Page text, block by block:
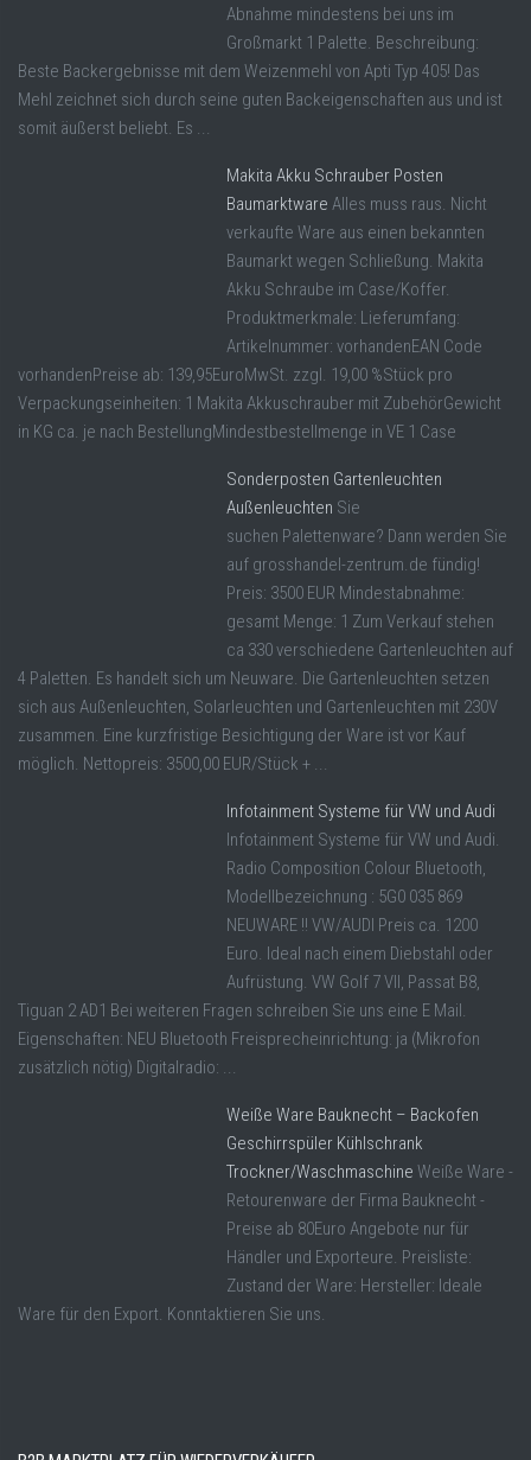
Abnahme mindestens bei uns im
Großmarkt 1 Palette. Beschreibung:
Beste Backergebnisse mit dem Weizenmehl von Apti Typ 405! Das
Mehl zeichnet sich durch seine guten Backeigenschaften aus und ist
somit äußerst beliebt. Es ...
Makita Akku Schrauber Posten
Baumarktware Alles muss raus. Nicht
verkaufte Ware aus einen bekannten
Baumarkt wegen Schließung. Makita
Akku Schraube im Case/Koffer.
Produktmerkmale: Lieferumfang:
Artikelnummer: vorhandenEAN Code
vorhandenPreise ab: 139,95EuroMwSt. zzgl. 19,00 %Stück pro
Verpackungseinheiten: 1 Makita Akkuschrauber mit ZubehörGewicht
in KG ca. je nach BestellungMindestbestellmenge in VE 1 Case
Sonderposten Gartenleuchten
Außenleuchten Sie
suchen Palettenware? Dann werden Sie
auf grosshandel-zentrum.de fündig!
Preis: 3500 EUR Mindestabnahme:
gesamt Menge: 1 Zum Verkauf stehen
ca 330 verschiedene Gartenleuchten auf
4 Paletten. Es handelt sich um Neuware. Die Gartenleuchten setzen
sich aus Außenleuchten, Solarleuchten und Gartenleuchten mit 230V
zusammen. Eine kurzfristige Besichtigung der Ware ist vor Kauf
möglich. Nettopreis: 3500,00 EUR/Stück + ...
Infotainment Systeme für VW und Audi
Infotainment Systeme für VW und Audi.
Radio Composition Colour Bluetooth,
Modellbezeichnung : 5G0 035 869
NEUWARE !! VW/AUDI Preis ca. 1200
Euro. Ideal nach einem Diebstahl oder
Aufrüstung. VW Golf 7 VII, Passat B8,
Tiguan 2 AD1 Bei weiteren Fragen schreiben Sie uns eine E Mail.
Eigenschaften: NEU Bluetooth Freisprecheinrichtung: ja (Mikrofon
zusätzlich nötig) Digitalradio: ...
Weiße Ware Bauknecht – Backofen
Geschirrspüler Kühlschrank
Trockner/Waschmaschine Weiße Ware -
Retourenware der Firma Bauknecht -
Preise ab 80Euro Angebote nur für
Händler und Exporteure. Preisliste:
Zustand der Ware: Hersteller: Ideale
Ware für den Export. Konntaktieren Sie uns.